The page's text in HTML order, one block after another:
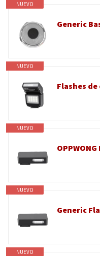
NUEVO
NUEVO
NUEVO
NUEVO
NUEVO